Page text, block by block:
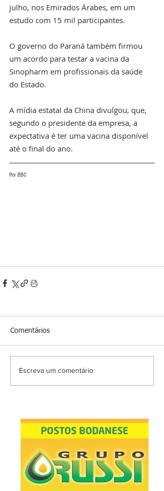
julho, nos Emirados Árabes, em um
estudo com 15 mil participantes.
O governo do Paraná também firmou
um acordo para testar a vacina da
Sinopharm em profissionais da saúde
do Estado.
A mídia estatal da China divulgou, que,
segundo o presidente da empresa, a
expectativa é ter uma vacina disponível
até o final do ano.
Por BBC
Comentários
Escreva um comentário